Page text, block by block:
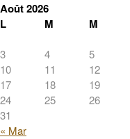
Août 2026
L
M M
3
4 5
10
11 12
17
18 19
24
25 26
31
« Mar